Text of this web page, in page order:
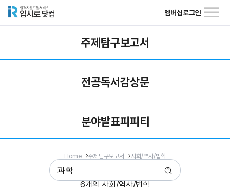
멤버십로그인
주제탐구보고서
전공독서감상문
분야발표피피티
Home 주제탐구보고서 사회/역사/법학
6개의 사회/역사/법학